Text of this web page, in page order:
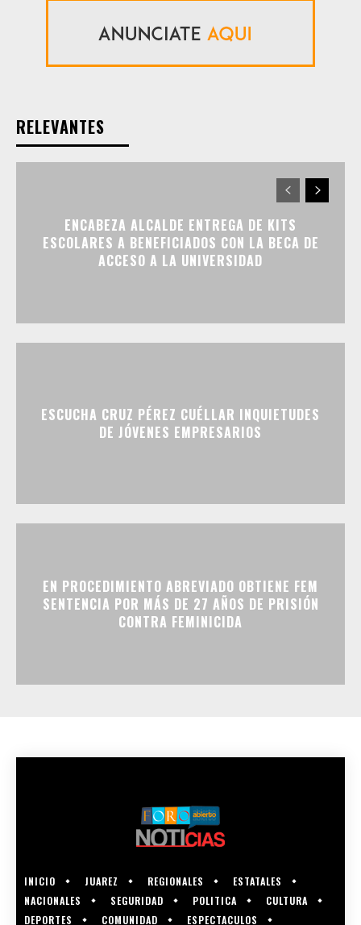
RELEVANTES
ENCABEZA ALCALDE ENTREGA DE KITS
ESCOLARES A BENEFICIADOS CON LA BECA DE
ACCESO A LA UNIVERSIDAD
ESCUCHA CRUZ PÉREZ CUÉLLAR INQUIETUDES
DE JÓVENES EMPRESARIOS
EN PROCEDIMIENTO ABREVIADO OBTIENE FEM
SENTENCIA POR MÁS DE 27 AÑOS DE PRISIÓN
CONTRA FEMINICIDA
INICIO JUAREZ REGIONALES
ESTATALES
NACIONALES
SEGURIDAD POLITICA
CULTURA
DEPORTES
COMUNIDAD ESPECTACULOS